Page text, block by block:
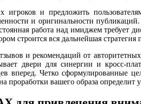
игроков и предложить
и оригинальности
работа над имиджем
строится вся дальнейшая
и рекомендаций от
двери для синергии и кросс-
вперед. Четко сформулированные
вашего образа определит